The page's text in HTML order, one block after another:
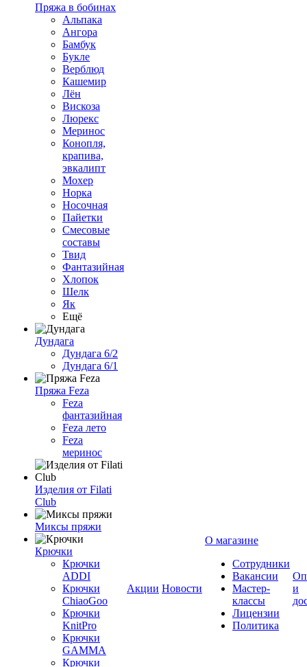
Пряжа в бобинах
Альпака
Ангора
Бамбук
Букле
Верблюд
Кашемир
Лён
Вискоза
Люрекс
Меринос
Конопля,
крапива,
эвкалипт
Мохер
Норка
Носочная
Пайетки
Смесовые
составы
Твид
Фантазийная
Хлопок
Шелк
Як
Ещё
Дундага
Дундага 6/2
Дундага 6/1
Пряжа Feza
Feza
фантазийная
Feza лето
Feza
меринос
Изделия от Filati
Club
Миксы пряжи
Крючки
Крючки
ADDI
Крючки
ChiaoGoo
Крючки
KnitPro
Крючки
GAMMA
Крючки
Акции Новости
О магазине
Сотрудники
Вакансии
Мастер-
классы
Лицензии
Политика
и